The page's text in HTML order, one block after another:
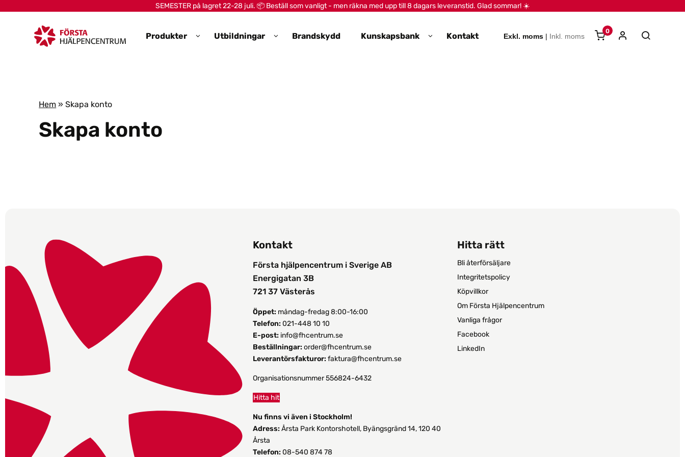
SEMESTER på lagret 22-28 juli. 📦 Beställ som vanligt - men räkna med upp till 8 dagars leveranstid. Glad sommar! ☀️
Produkter Utbildningar Brandskydd Kunskapsbank Kontakt Exkl. moms | Inkl. moms
0
Hem »Skapa konto
Skapa konto
Kontakt
Första hjälpencentrum i Sverige AB
Energigatan 3B
721 37 Västerås
Öppet:måndag-fredag 8:00-16:00
Telefon:021-448 10 10
E-post: info@fhcentrum.se
Beställningar:order@fhcentrum.se
Leverantörsfakturor:faktura@fhcentrum.se
Organisationsnummer 556824-6432
Hitta hit
Nu finns vi även i Stockholm!
Adress:Årsta Park Kontorshotell, Byängsgränd 14, 120 40
Årsta
Telefon:08-540 874 78
Hitta rätt
Bli återförsäljare
Integritetspolicy
Köpvillkor
Om Första Hjälpencentrum
Vanliga frågor
Facebook
LinkedIn